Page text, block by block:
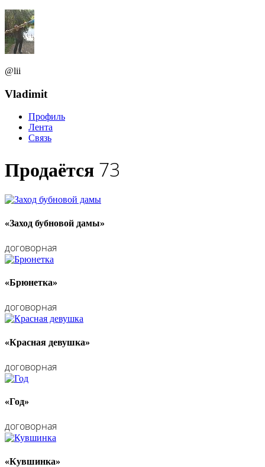
@lii
Vladimit
Профиль
Лента
Связь
Продаётся 73
«Заход бубновой дамы»
договорная
«Брюнетка»
договорная
«Красная девушка»
договорная
«Год»
договорная
«Кувшинка»